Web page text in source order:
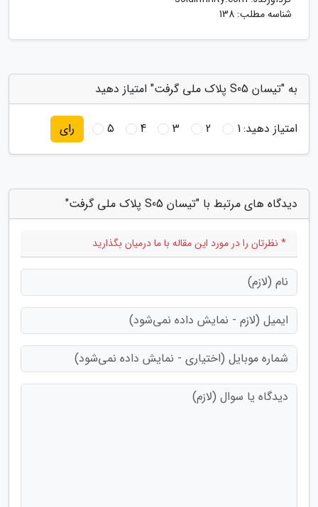
شناسه مطلب: 138
به "تیسان S05 پلاک ملی گرفت" امتیاز دهید
امتیاز دهید:1
2
3
4
5 رای
دیدگاه های مرتبط با "تیسان S05 پلاک ملی گرفت"
* نظرتان را در مورد این مقاله با ما درمیان بگذارید